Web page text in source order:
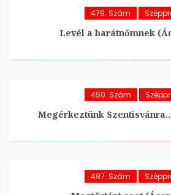
479. Szám
Levél a barátnőmnek
450. Szám
Megérkeztünk
487. Szám